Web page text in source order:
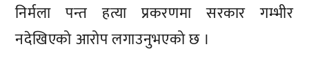
निर्मला पन्त हत्या प्रकरणमा सरकार गम्भीर
नदेखिएको आरोप लगाउनुभएको छ ।